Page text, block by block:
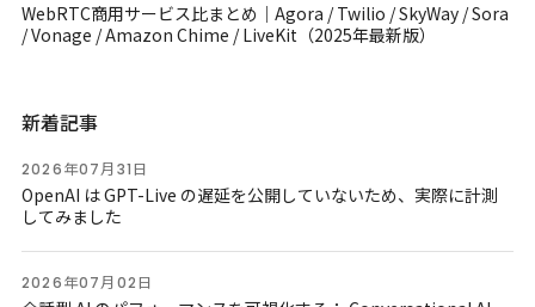
WebRTC商用サービス比まとめ｜Agora / Twilio / SkyWay / Sora
/ Vonage / Amazon Chime / LiveKit（2025年最新版）
新着記事
2026年07月31日
OpenAI は GPT-Live の遅延を公開していないため、実際に計測
してみました
2026年07月02日